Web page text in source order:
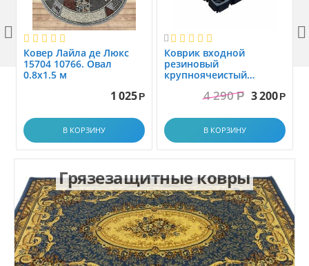
Ковер Лайла де Люкс
15704 10766. Овал
0.8x1.5 м
1 025 Р
В КОРЗИНУ

Коврик вxодной
резиновый
крупноячеистый
1.0x1.5 м4 290 Р 3 200 Р
В КОРЗИНУ
 
Грязезащитные ковры